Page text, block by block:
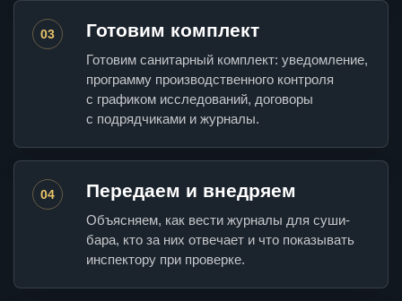
03 Готовим комплект
Готовим санитарный комплект: уведомление,
программу производственного контроля
с графиком исследований, договоры
с подрядчиками и журналы.
04 Передаем и внедряем
Объясняем, как вести журналы для суши-
бара, кто за них отвечает и что показывать
инспектору при проверке.